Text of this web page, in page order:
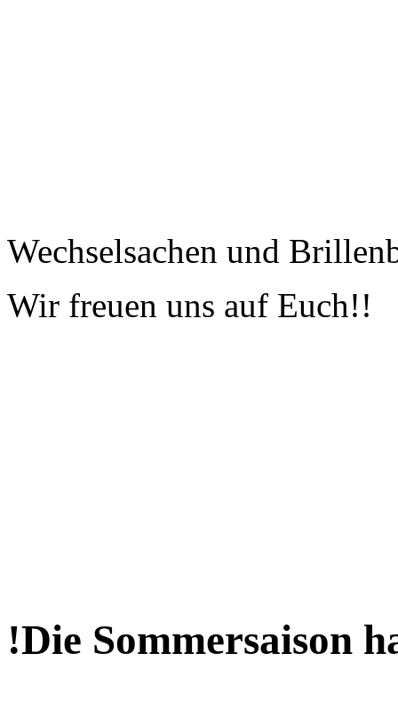
Wechselsachen und
Wir freuen uns auf Euch!!
!Die Sommersaison